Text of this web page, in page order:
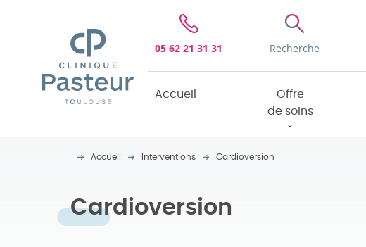
Clinique Pasteur
05 62 21 31 31 Recherche
Accueil
Offre
de soins
Accueil Interventions Cardioversion
Cardioversion